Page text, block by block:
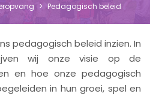
> Pedagogisch beleid
pedagogisch beleid inzien. In
wij onze visie op de
en hoe onze pedagogisch
in hun groei, spel en